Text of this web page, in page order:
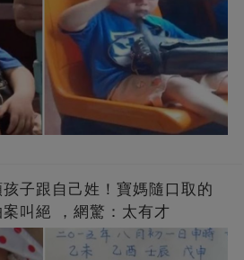
子跟自己姓！寶媽隨口取的
案叫絕 ，網驚：太有才